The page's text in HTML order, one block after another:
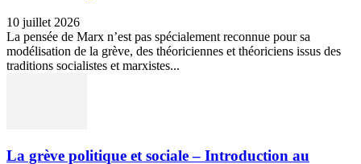
10 juillet 2026
La pensée de Marx n’est pas spécialement reconnue pour sa
modélisation de la grève, des théoriciennes et théoriciens issus des
traditions socialistes et marxistes...
La grève politique et sociale – Introduction au